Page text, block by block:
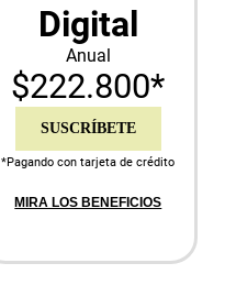
Digital
Anual
$222.800*
SUSCRÍBETE
*Pagando con tarjeta de crédito
MIRA LOS BENEFICIOS